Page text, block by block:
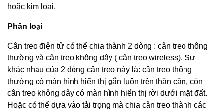
hoặc kim loại.
Phân loại
Cân treo điện tử có thể chia thành 2 dòng : cân treo thông
thường và cân treo không dây ( cân treo wireless). Sự
khác nhau của 2 dòng cân treo này là: cân treo thông
thường có màn hình hiển thị gắn luôn trên thân cân, còn
cân treo không dây có màn hình hiển thị rời dưới mặt đất.
Hoặc có thể dựa vào tải trọng mà chia cân treo thành các